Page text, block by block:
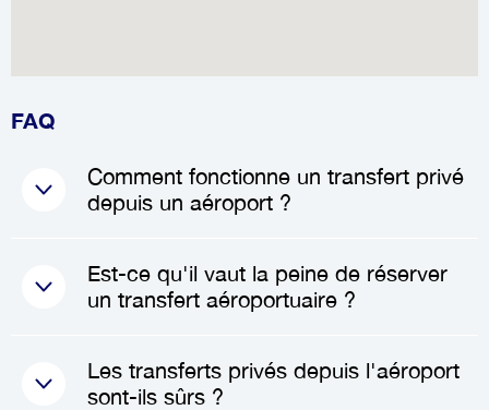
FAQ
Comment fonctionne un transfert privé
depuis un aéroport ?
Lorsque vous réservez un
transfert privé, un chauffeur
une pancarte avec votre nom
Est-ce qu'il vaut la peine de réserver
un transfert aéroportuaire ?
Absolument ! Réserver un
Transfert aéroport
peut vous
Les transferts privés depuis l'aéroport
sont-ils sûrs ?